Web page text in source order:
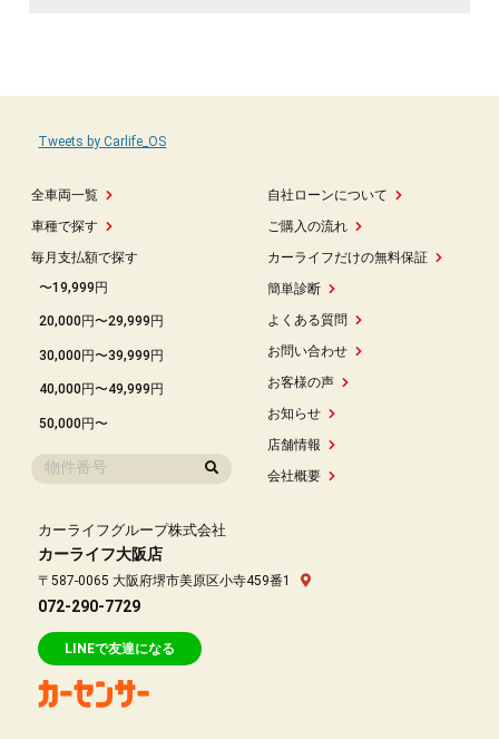
全車両一覧
車種で探す
毎月支払額で探す
〜19,999円
20,000円〜29,999円
30,000円〜39,999円
40,000円〜49,999円
50,000円〜
自社ローンについて
ご購入の流れ
カーライフだけの無料保証
簡単診断
よくある質問
お問い合わせ
お客様の声
お知らせ
店舗情報
会社概要
Tweets by Carlife_OS
カーライフグループ株式会社
カーライフ大阪店
〒587-0065 大阪府堺市美原区小寺459番1
072-290-7729
LINEで友達になる